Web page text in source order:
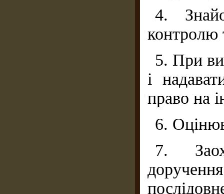
4.
контролю
5. При
і
право на
6.
7.